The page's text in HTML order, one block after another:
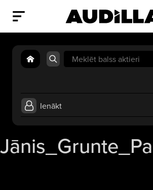
Search
for:
Ienākt